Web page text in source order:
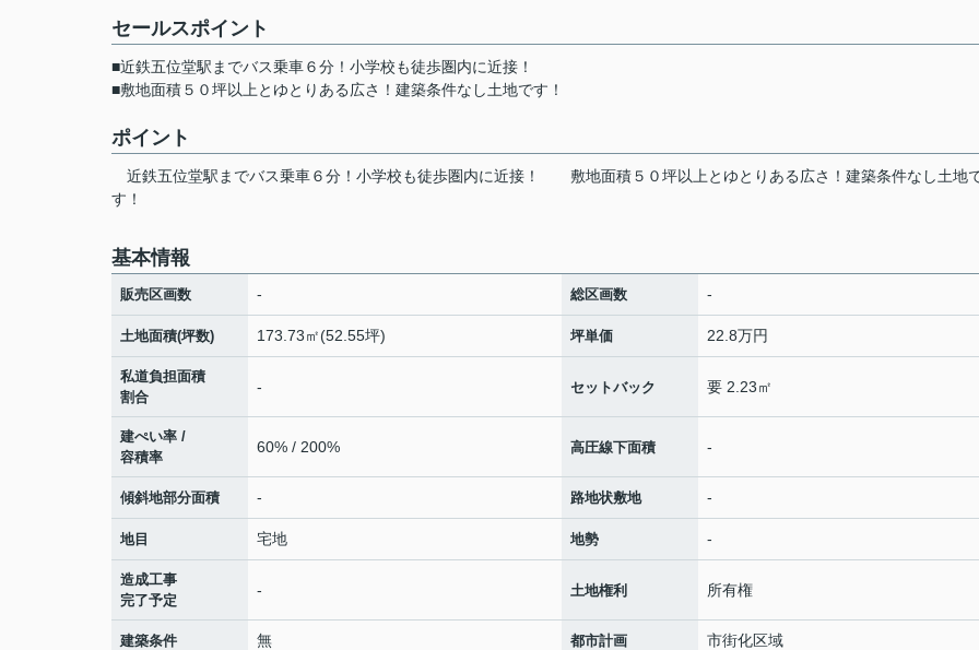
セールスポイント
■近鉄五位堂駅までバス乗車６分！小学校も徒歩圏内に近接！
■敷地面積５０坪以上とゆとりある広さ！建築条件なし土地です！
ポイント
近鉄五位堂駅までバス乗車６分！小学校も徒歩圏内に近接！
敷地面積５０坪以上とゆとりある広さ！建築条件なし土地
す！
基本情報
販売区画数 - 総区画数 -
土地面積(坪数) 173.73㎡(52.55坪) 坪単価 22.8万円
私道負担面積
割合
- セットバック 要 2.23㎡
建ぺい率 /
容積率
60% / 200% 高圧線下面積 -
傾斜地部分面積 - 路地状敷地 -
地目 宅地 地勢 -
造成工事
完了予定
- 土地権利 所有権
建築条件 無 都市計画 市街化区域